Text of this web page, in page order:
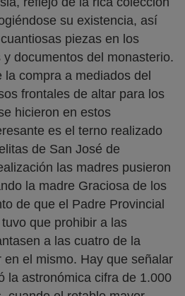
su existencia, así
piezas en los
documentos del monasterio.
compra a mediados del
frontales de altar para los
hicieron en estos
es el terno realizado
de San José de
las madres pusieron
la madre Graciosa de los
de que el Padre Provincial
que prohibir a las
a las cuatro de la
en el mismo. Hay que señalar
la astronómica cifra de 1.000